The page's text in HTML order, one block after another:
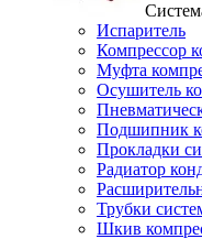
Испаритель
Компрессор
Муфта
Осушитель
Подшипник
Прокладки
Радиатор
Трубки
Шкив